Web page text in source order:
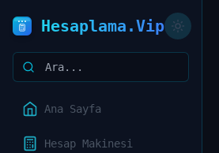
Hesaplama.Vip
Ana Sayfa
Hesap Makinesi